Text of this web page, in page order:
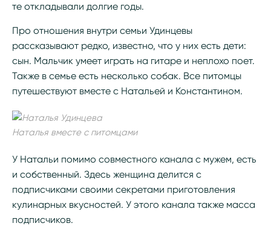
те откладывали долгие годы.
Про отношения внутри семьи Удинцевы
рассказывают редко, известно, что у них есть дети:
сын. Мальчик умеет играть на гитаре и неплохо поет.
Также в семье есть несколько собак. Все питомцы
путешествуют вместе с Натальей и Константином.
Наталья вместе с питомцами
У Натальи помимо совместного канала с мужем, есть
и собственный. Здесь женщина делится с
подписчиками своими секретами приготовления
кулинарных вкусностей. У этого канала также масса
подписчиков.